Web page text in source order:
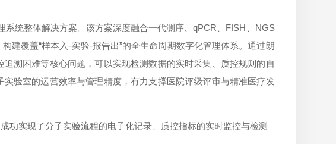
统整体解决方案。该方案深度融合一代测序、qPCR、FISH、NGS
建覆盖“样本入-实验-报告出”的全生命周期数字化管理体系。通过朗
溯困难等核心问题，可以实现检测数据的实时采集、质控规则的自
验室的运营效率与管理精度，有力支撑医院评级评审与精准医疗发
功实现了分子实验流程的电子化记录、质控指标的实时监控与检测